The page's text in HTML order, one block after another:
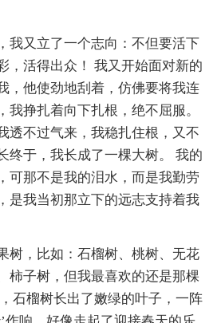
我又立了一个志向：不但要活下
，活得出众！ 我又开始面对新的
，他使劲地刮着，仿佛要将我连
我挣扎着向下扎根，绝不屈服。
透不过气来，我稳扎住根，又不
终于，我长成了一棵大树。 我的
可那不是我的泪水，而是我勤劳
是我当初那立下的远志支持着我
树，比如：石榴树、桃树、无花
柿子树，但我最喜欢的还是那棵
石榴树长出了嫩绿的叶子，一阵